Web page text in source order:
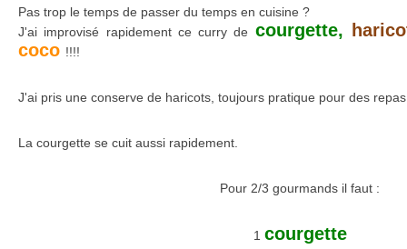
Pas trop le temps de passer du temps en cuisine ?
J'ai improvisé rapidement ce curry de courgette,
coco !!!!
J'ai pris une conserve de haricots, toujours pratique pour des
La courgette se cuit aussi rapidement.
Pour 2/3 gourmands il faut :
1 courgette